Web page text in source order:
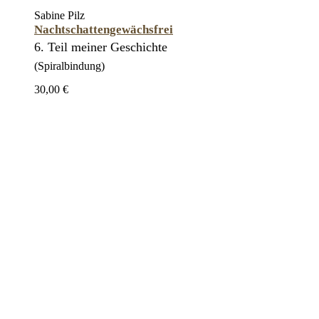
Sabine Pilz
Nachtschattengewächsfrei
6. Teil meiner Geschichte
(Spiralbindung)
30,00 €